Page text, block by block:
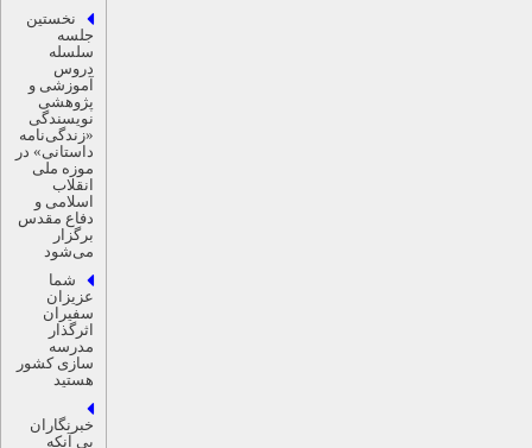
نخستین
جلسه
سلسله‌
دروس
آموزشی و
پژوهشی
نویسندگی
«زندگی‌نامه‌
داستانی» در
موزه ملی
انقلاب
اسلامی و
دفاع مقدس
برگزار
می‌شود
شما
عزیزان
سفیران
اثرگذار
مدرسه
سازی کشور
هستید
خبرنگاران
بی آنکه